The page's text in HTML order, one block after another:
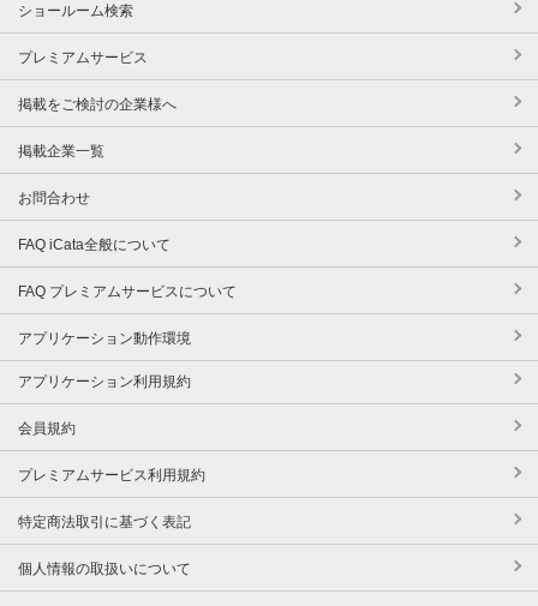
ショールーム検索
プレミアムサービス
掲載をご検討の企業様へ
掲載企業一覧
お問合わせ
FAQ iCata全般について
FAQ プレミアムサービスについて
アプリケーション動作環境
アプリケーション利用規約
会員規約
プレミアムサービス利用規約
特定商法取引に基づく表記
個人情報の取扱いについて